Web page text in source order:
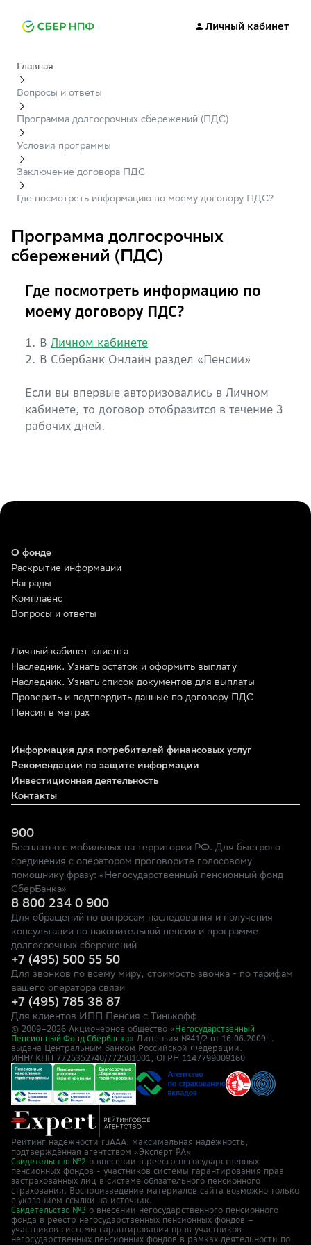
Личный кабинет
Главная
Вопросы и ответы
Программа долгосрочных сбережений (ПДС)
Условия программы
Заключение договора ПДС
Где посмотреть информацию по моему договору ПДС?
Программа долгосрочных
сбережений (ПДС)
Где посмотреть информацию по
моему договору ПДС?
1. В Личном кабинете
2. В Сбербанк Онлайн раздел «Пенсии»
Если вы впервые авторизовались в Личном
кабинете, то договор отобразится в течение 3
рабочих дней.
О фонде
Раскрытие информации
Награды
Комплаенс
Вопросы и ответы
Личный кабинет клиента
Наследник. Узнать остаток и оформить выплату
Наследник. Узнать список документов для выплаты
Проверить и подтвердить данные по договору ПДС
Пенсия в метрах
Информация для потребителей финансовых услуг
Рекомендации по защите информации
Инвестиционная деятельность
Контакты
900
Бесплатно с мобильных на территории РФ. Для быстрого
соединения с оператором проговорите голосовому
помощнику фразу: «Негосударственный пенсионный фонд
СберБанка»
8 800 234 0 900
Для обращений по вопросам наследования и получения
консультации по накопительной пенсии и программе
долгосрочных сбережений
+7 (495) 500 55 50
Для звонков по всему миру, стоимость звонка - по тарифам
вашего оператора связи
+7 (495) 785 38 87
Для клиентов ИПП Пенсия с Тинькофф
© 2009–2026 Акционерное общество « Негосударственный
Пенсионный Фонд Сбербанка» Лицензия №41/2 от 16.06.2009 г.
выдана Центральным банком Российской Федерации.
ИНН/ КПП 7725352740/772501001, ОГРН 1147799009160
Рейтинг надёжности ruAAA: максимальная надёжность,
подтверждённая агентством «Эксперт РА»
Свидетельство №2 о внесении в реестр негосударственных
пенсионных фондов - участников системы гарантирования прав
застрахованных лиц в системе обязательного пенсионного
страхования. Воспроизведение материалов сайта возможно только
с указанием ссылки на источник.
Свидетельство №3 о внесении негосударственного пенсионного
фонда в реестр негосударственных пенсионных фондов –
участников системы гарантирования прав участников
негосударственных пенсионных фондов в рамках деятельности по